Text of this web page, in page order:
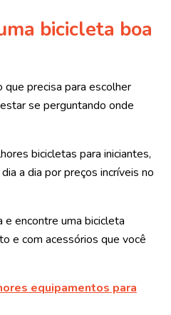
bicicleta boa
precisa para escolher
se perguntando onde
bicicletas para iniciantes,
a dia por preços incríveis no
e encontre uma bicicleta
e com acessórios que você
equipamentos para